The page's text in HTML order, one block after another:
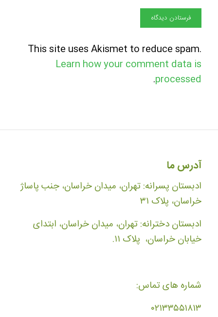
This site uses Akismet to reduce spam.
Learn how your comment data is
processed
.
آدرس ما
ادبستان پسرانه: تهران، میدان خراسان، جنب پاساژ
خراسان، پلاک ۳۱
ادبستان دخترانه: تهران، میدان خراسان، ابتدای
خیابان خراسان، پلاک ۱۱.
شماره های تماس:
۰۲۱۳۳۵۵۱۸۱۳